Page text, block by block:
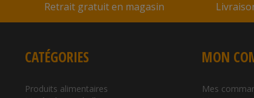
Retrait gratuit en magasin
CATÉGORIES
Produits alimentaires
MON
Mes